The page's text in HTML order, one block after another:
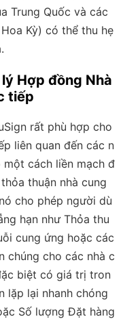
Trung Quốc và các
Kỳ) có thể thu hẹ
Hợp đồng Nhà
tiếp
rất phù hợp cho
liên quan đến các n
một cách liền mạch đ
thuận nhà cung
cho phép người dù
hạn như Thỏa thu
cung ứng hoặc các
chúng cho các nhà c
biệt có giá trị tron
lặp lại nhanh chóng
Số lượng Đặt hàng